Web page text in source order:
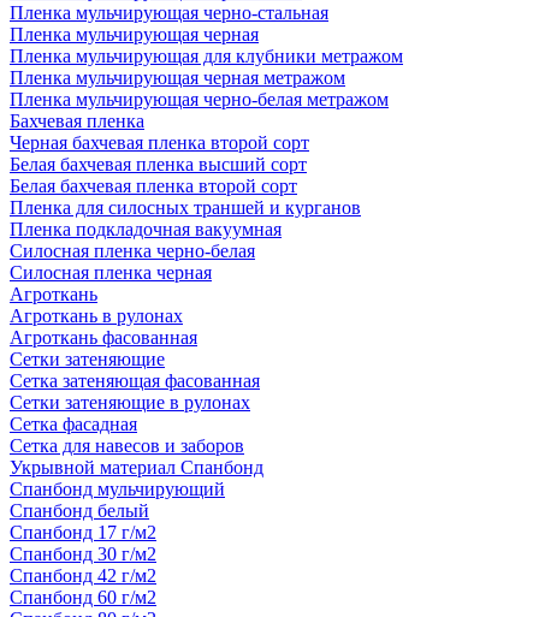
Пленка мульчирующая черно-стальная
Пленка мульчирующая черная
Пленка мульчирующая для клубники метражом
Пленка мульчирующая черная метражом
Пленка мульчирующая черно-белая метражом
Бахчевая пленка
Черная бахчевая пленка второй сорт
Белая бахчевая пленка высший сорт
Белая бахчевая пленка второй сорт
Пленка для силосных траншей и курганов
Пленка подкладочная вакуумная
Силосная пленка черно-белая
Силосная пленка черная
Агроткань
Агроткань в рулонах
Агроткань фасованная
Сетки затеняющие
Сетка затеняющая фасованная
Сетки затеняющие в рулонах
Сетка фасадная
Сетка для навесов и заборов
Укрывной материал Спанбонд
Спанбонд мульчирующий
Спанбонд белый
Спанбонд 17 г/м2
Спанбонд 30 г/м2
Спанбонд 42 г/м2
Спанбонд 60 г/м2